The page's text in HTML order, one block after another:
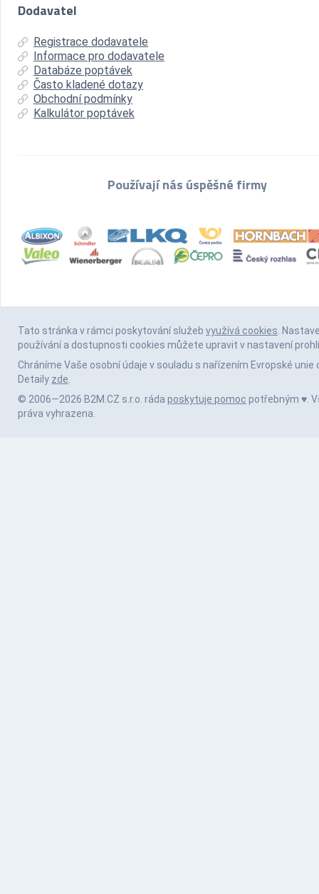
Dodavatel
Registrace dodavatele
Informace pro dodavatele
Databáze poptávek
Často kladené dotazy
Obchodní podmínky
Kalkulátor poptávek
Používají nás úspěšné firmy
Tato stránka v rámci poskytování služeb využívá cookies.
používání a dostupnosti cookies můžete upravit v nastavení
Chráníme Vaše osobní údaje v souladu s nařízením Evropské unie
Detaily zde.
© 2006—2026 B2M.CZ s.r.o. ráda poskytuje pomoc potřebným ♥️.
práva vyhrazena.